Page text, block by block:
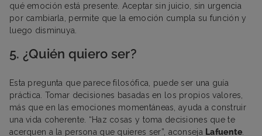
qué emoción está presente. Aceptar sin juicio, sin urgencia
por cambiarla, permite que la emoción cumpla su función y
luego disminuya.
5. ¿Quién quiero ser?
Esta pregunta que parece filosófica, puede ser una guía
práctica. Tomar decisiones basadas en los propios valores,
más que en las emociones momentáneas, ayuda a construir
una vida coherente. “Haz cosas y toma decisiones que te
acerquen a la persona que quieres ser”, aconseja Lafuente